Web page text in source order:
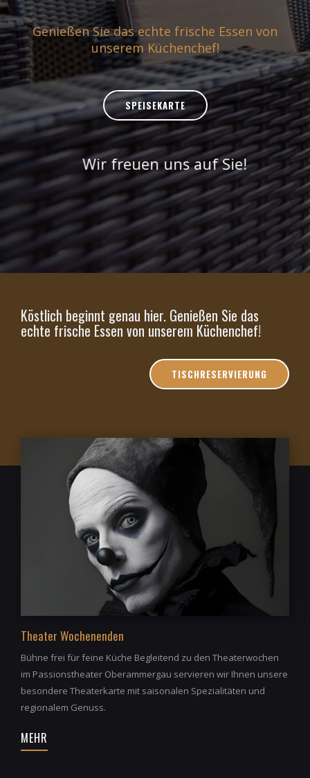
Genießen Sie das echte frische Essen von
unserem Küchenchef!
SPEISEKARTE
Wir freuen uns auf Sie!
Köstlich beginnt genau hier. Genießen Sie das
echte frische Essen von unserem Küchenchef!
TISCHRESERVIERUNG
Theater Wochenenden
Bühne frei für feine Küche Begleitend zu den Theaterwochen
im Passionstheater Oberammergau servieren wir Ihnen unsere
besondere Theaterkarte mit saisonalen Spezialitäten und
regionalem Genuss.
MEHR